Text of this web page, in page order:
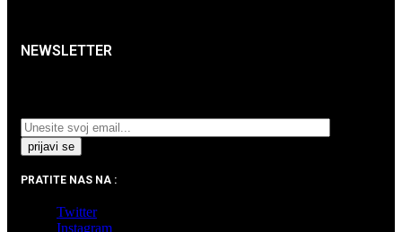
NEWSLETTER
PRATITE NAS NA :
Twitter
Instagram